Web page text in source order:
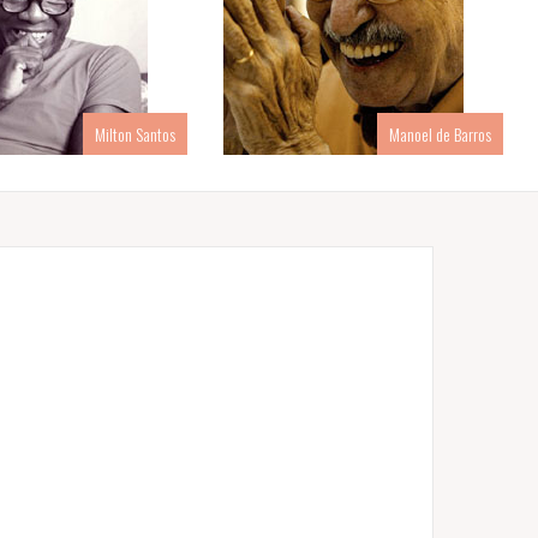
Milton Santos Manoel de Barros